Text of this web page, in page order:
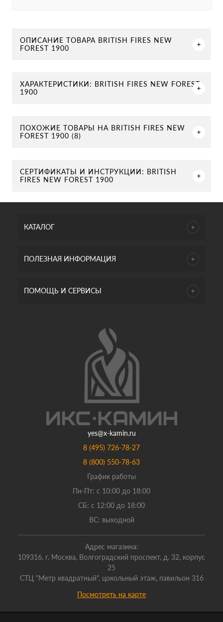
ОПИСАНИЕ ТОВАРА BRITISH FIRES NEW
FOREST 1900
ХАРАКТЕРИСТИКИ: BRITISH FIRES NEW FOREST
1900
ПОХОЖИЕ ТОВАРЫ НА BRITISH FIRES NEW
FOREST 1900 (8)
СЕРТИФИКАТЫ И ИНСТРУКЦИИ: BRITISH
FIRES NEW FOREST 1900
КАТАЛОГ
ПОЛЕЗНАЯ ИНФОРМАЦИЯ
ПОМОЩЬ И СЕРВИСЫ
yes@x-kamin.ru
8 (495) 726-78-27
8 (800) 550-78-63
График работы
Пн-Пт: с 10:00 до 18:00
СБ: с 12:00 до 18:00
ВС: выходной
Адрес магазина:
109316, г. Москва, Волгоградский проспект, д. 32, корпус
25
СТЦ "Метр квадратный", цокольный этаж, павильон 316
Посмотреть на карте